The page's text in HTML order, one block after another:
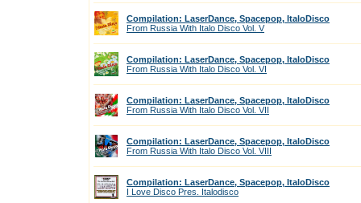
Compilation: LaserDance, Spacepop, ItaloDisco
From Russia With Italo Disco Vol. V
Compilation: LaserDance, Spacepop, ItaloDisco
From Russia With Italo Disco Vol. VI
Compilation: LaserDance, Spacepop, ItaloDisco
From Russia With Italo Disco Vol. VII
Compilation: LaserDance, Spacepop, ItaloDisco
From Russia With Italo Disco Vol. VIII
Compilation: LaserDance, Spacepop, ItaloDisco
I Love Disco Pres. Italodisco